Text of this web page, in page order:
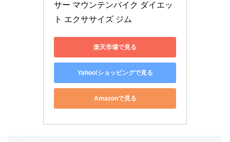
サー マウンテンバイク ダイエッ
ト エクササイズ ジム
楽天市場で見る
Yahoo!ショッピングで見る
Amazonで見る